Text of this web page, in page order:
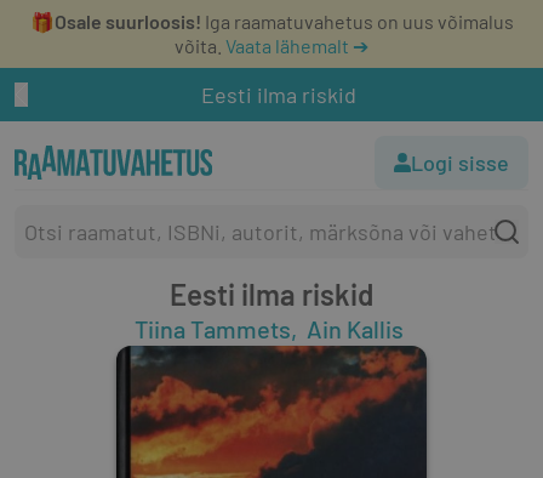
🎁Osale suurloosis! Iga raamatuvahetus on uus võimalus
võita. Vaata lähemalt ➔
Eesti ilma riskid
Logi sisse
Eesti ilma riskid
Tiina Tammets Ain Kallis